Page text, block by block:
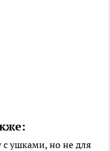
ушками, но не для